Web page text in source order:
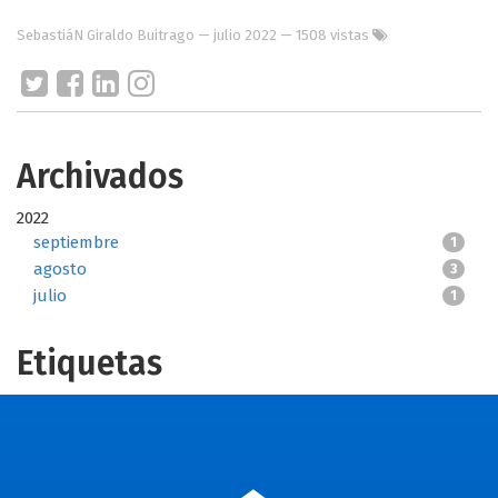
SebastiáN Giraldo Buitrago — julio 2022 — 1508 vistas
Archivados
2022
septiembre
1
agosto 3
julio 1
Etiquetas